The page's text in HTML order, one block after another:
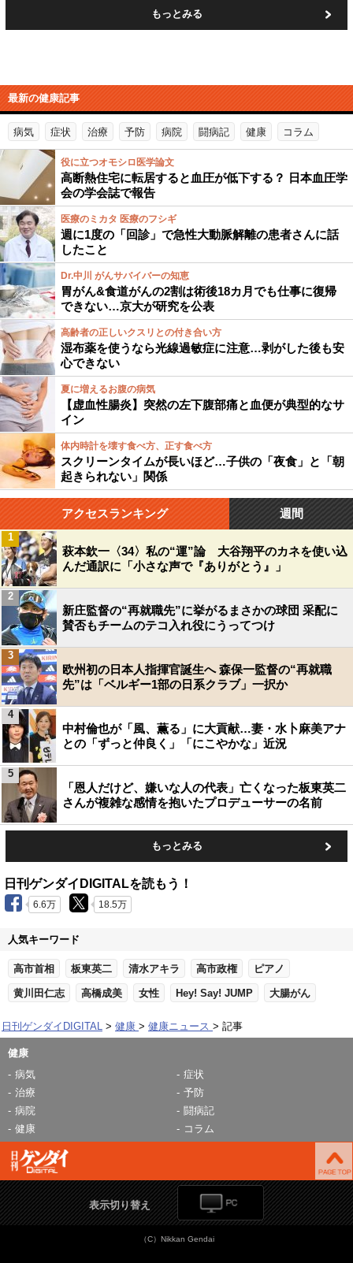
もっとみる
最新の健康記事
病気 症状 治療 予防 病院 闘病記 健康 コラム
役に立つオモシロ医学論文
高断熱住宅に転居すると血圧が低下する？ 日本血圧学
会の学会誌で報告
医療のミカタ 医療のフシギ
週に1度の「回診」で急性大動脈解離の患者さんに話
したこと
Dr.中川 がんサバイバーの知恵
胃がん&食道がんの2割は術後18カ月でも仕事に復帰
できない…京大が研究を公表
高齢者の正しいクスリとの付き合い方
湿布薬を使うなら光線過敏症に注意…剥がした後も安
心できない
夏に増えるお腹の病気
【虚血性腸炎】突然の左下腹部痛と血便が典型的なサ
イン
体内時計を壊す食べ方、正す食べ方
スクリーンタイムが長いほど…子供の「夜食」と「朝
起きられない」関係
アクセスランキング 週間
萩本欽一〈34〉私の“運”論 大谷翔平のカネを使い込
んだ通訳に「小さな声で『ありがとう』」
1
新庄監督の“再就職先”に挙がるまさかの球団 采配に
賛否もチームのテコ入れ役にうってつけ
2
欧州初の日本人指揮官誕生へ 森保一監督の“再就職
先”は「ベルギー1部の日系クラブ」一択か
3
中村倫也が「風、薫る」に大貢献…妻・水卜麻美アナ
との「ずっと仲良く」「にこやかな」近況
4
「恩人だけど、嫌いな人の代表」亡くなった板東英二
さんが複雑な感情を抱いたプロデューサーの名前
5
もっとみる
日刊ゲンダイDIGITALを読もう！
6.6万 18.5万
人気キーワード
高市首相 板東英二 清水アキラ 高市政権 ピアノ
黄川田仁志 高橋成美 女性 Hey! Say! JUMP 大腸がん
日刊ゲンダイDIGITAL 健康 健康ニュース 記事
健康
病気
症状
治療
予防
病院
闘病記
健康
コラム
表示切り替え
（C）Nikkan Gendai